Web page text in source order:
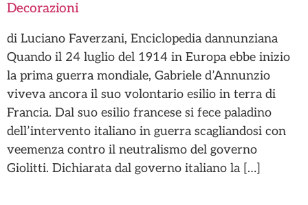
Decorazioni
di Luciano Faverzani, Enciclopedia dannunziana
Quando il 24 luglio del 1914 in Europa ebbe inizio
la prima guerra mondiale, Gabriele d’Annunzio
viveva ancora il suo volontario esilio in terra di
Francia. Dal suo esilio francese si fece paladino
dell’intervento italiano in guerra scagliandosi con
veemenza contro il neutralismo del governo
Giolitti. Dichiarata dal governo italiano la […]